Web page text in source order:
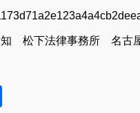
松下法律事務所 名古